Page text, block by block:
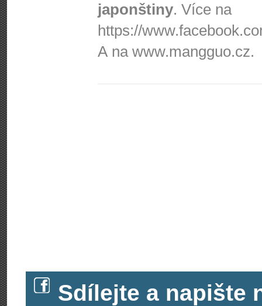
japonštiny. Více na
https://
A na www.mangguo.cz.
Sdílejte a napište